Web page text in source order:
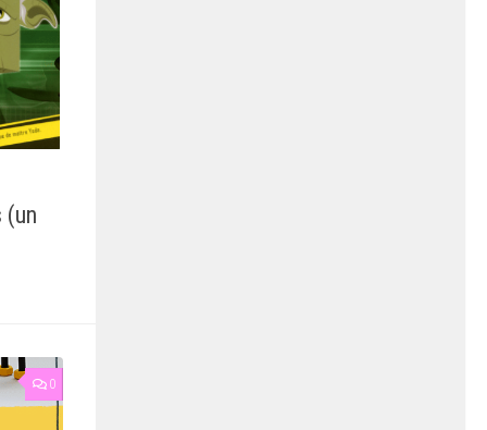
(un
0